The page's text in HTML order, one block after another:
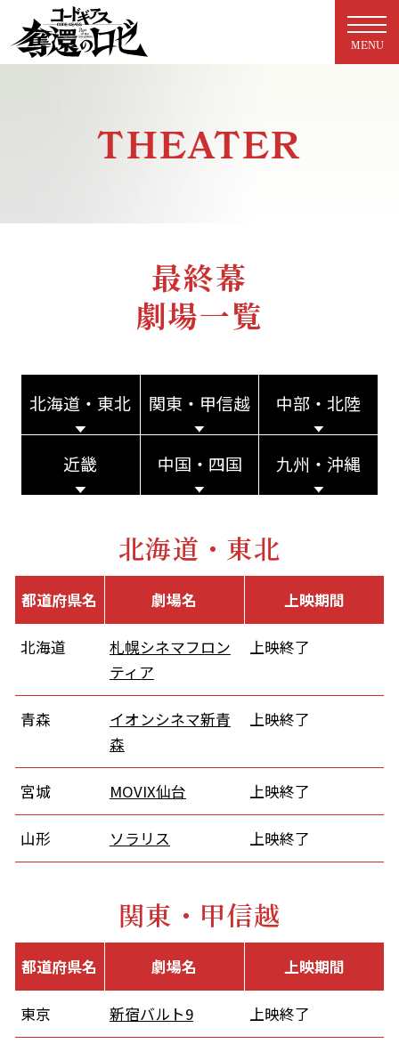
MENU
THEATER
最終幕
劇場一覧
北海道・東北 関東・甲信越 中部・北陸
近畿 中国・四国 九州・沖縄
北海道・東北
都道府県名 劇場名 上映期間
北海道
札幌シネマフロン
ティア
上映終了
青森
イオンシネマ新青
森
上映終了
宮城 MOVIX仙台 上映終了
山形 ソラリス 上映終了
関東・甲信越
都道府県名 劇場名 上映期間
東京 新宿バルト9 上映終了